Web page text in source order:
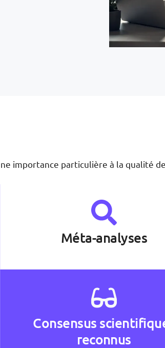
importance particulière à la qualité
Méta-analyses
Consensus
reconnus